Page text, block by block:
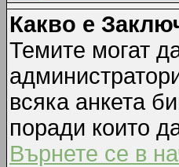
Какво е
Темите могат
всяка анкета
поради които
Върнете се в